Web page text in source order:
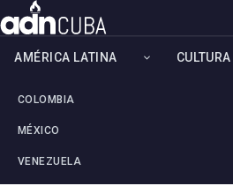
AMÉRICA LATINA
COLOMBIA
MÉXICO
VENEZUELA
CULTURA